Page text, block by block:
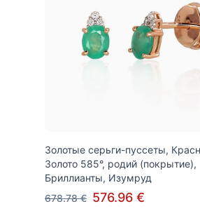
Золотые серьги-пуссеты,
Золото 585°, родий (покрытие),
Бриллианты, Изумруд
678.78 € 576.96 €